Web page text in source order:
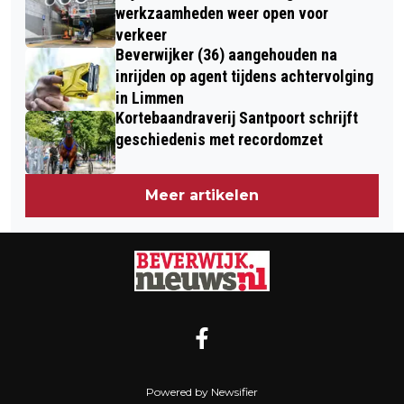
VOOR BOUW PRODUCTIE- EN
ASSEMBLAGEFACILITEIT IN IJMOND
GENOMEN
werkzaamheden weer open voor
verkeer
Beverwijker (36) aangehouden na
inrijden op agent tijdens achtervolging
in Limmen
Kortebaandraverij Santpoort schrijft
geschiedenis met recordomzet
Meer artikelen
Powered by Newsifier